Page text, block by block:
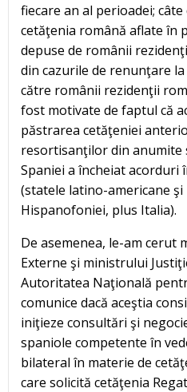
fiecare an al perioadei;
cetăţenia română aflate în
depuse de românii
din cazurile de renunţare
către românii rezidenţii
fost motivate de faptul că
păstrarea cetăţeniei
resortisanţilor din anumite
Spaniei a încheiat acorduri
(statele latino-americane şi
Hispanofoniei, plus Italia).
De asemenea, le-am cerut
Externe şi ministrului
Autoritatea Naţională
comunice dacă aceştia
iniţieze consultări şi
spaniole competente în
bilateral în materie de
care solicită cetăţenia